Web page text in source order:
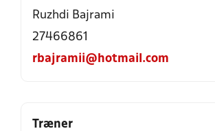
Ruzhdi Bajrami
27466861
rbajramii@hotmail.com
Træner